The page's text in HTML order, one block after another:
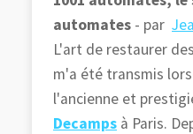
automates - par
L'art de restaurer
m'a été transmis
l'ancienne et
Decamps à Paris.